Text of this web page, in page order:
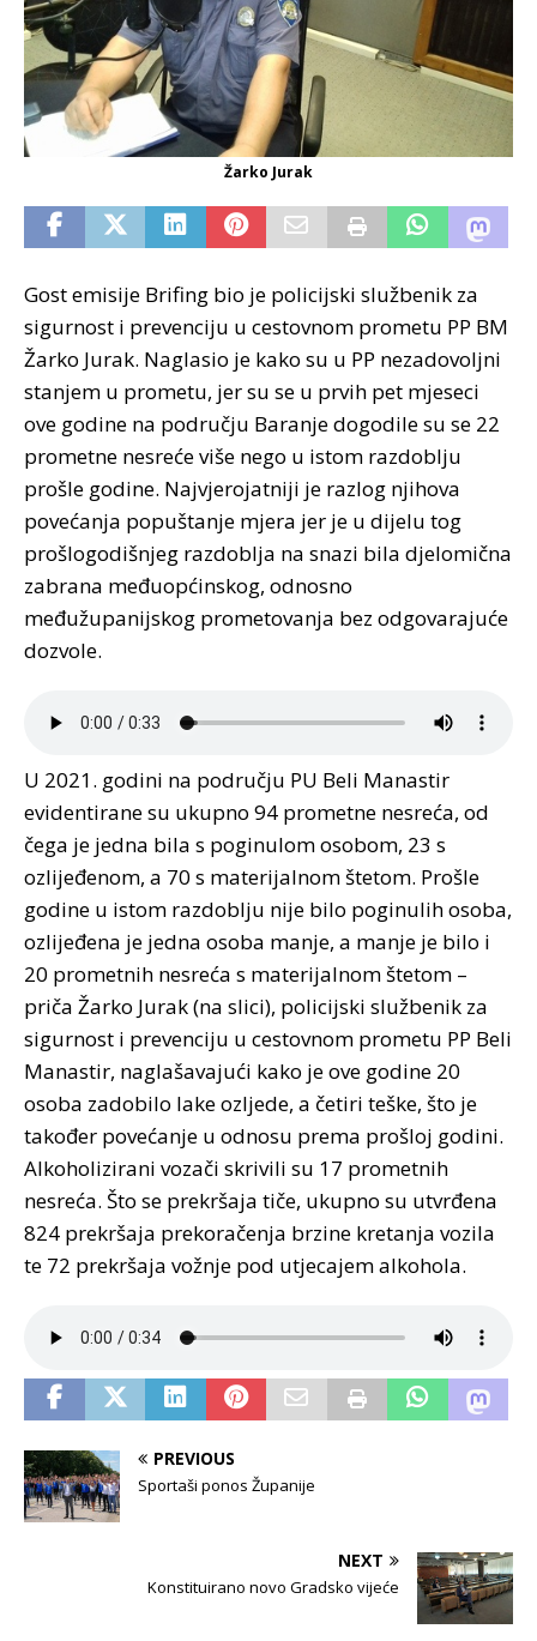
Žarko Jurak
Gost emisije Brifing bio je policijski službenik za
sigurnost i prevenciju u cestovnom prometu PP BM
Žarko Jurak. Naglasio je kako su u PP nezadovoljni
stanjem u prometu, jer su se u prvih pet mjeseci
ove godine na području Baranje dogodile su se 22
prometne nesreće više nego u istom razdoblju
prošle godine. Najvjerojatniji je razlog njihova
povećanja popuštanje mjera jer je u dijelu tog
prošlogodišnjeg razdoblja na snazi bila djelomična
zabrana međuopćinskog, odnosno
međužupanijskog prometovanja bez odgovarajuće
dozvole.
U 2021. godini na području PU Beli Manastir
evidentirane su ukupno 94 prometne nesreća, od
čega je jedna bila s poginulom osobom, 23 s
ozlijeđenom, a 70 s materijalnom štetom. Prošle
godine u istom razdoblju nije bilo poginulih osoba,
ozlijeđena je jedna osoba manje, a manje je bilo i
20 prometnih nesreća s materijalnom štetom –
priča Žarko Jurak (na slici), policijski službenik za
sigurnost i prevenciju u cestovnom prometu PP Beli
Manastir, naglašavajući kako je ove godine 20
osoba zadobilo lake ozljede, a četiri teške, što je
također povećanje u odnosu prema prošloj godini.
Alkoholizirani vozači skrivili su 17 prometnih
nesreća. Što se prekršaja tiče, ukupno su utvrđena
824 prekršaja prekoračenja brzine kretanja vozila
te 72 prekršaja vožnje pod utjecajem alkohola.
PREVIOUS
Sportaši ponos Županije
NEXT
Konstituirano novo Gradsko vijeće